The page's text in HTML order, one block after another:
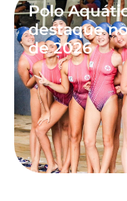
Polo
destaque
de 2026